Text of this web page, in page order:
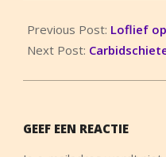
02-
01
Previous Post: Loflief
Next Post:
GEEF EEN REACTIE